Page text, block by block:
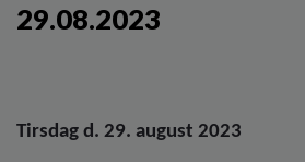
29.08.2023
Tirsdag d. 29. august 2023